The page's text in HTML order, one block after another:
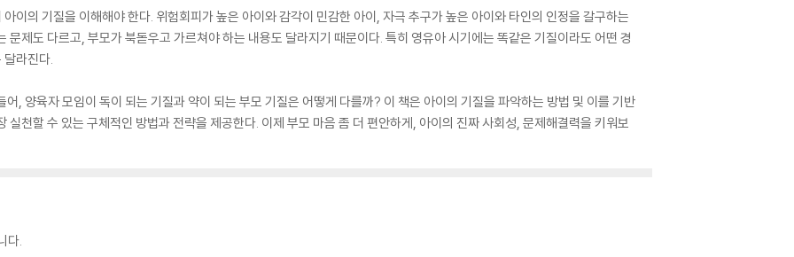
이의 기질을 이해해야 한다. 위험회피가 높은 아이와 감각이 민감한 아이, 자극 추구가 높은 아이와 타인의 인정을 갈구하는
문제도 다르고, 부모가 북돋우고 가르쳐야 하는 내용도 달라지기 때문이다. 특히 영유아 시기에는 똑같은 기질이라도 어떤 경
달라진다.
, 양육자 모임이 독이 되는 기질과 약이 되는 부모 기질은 어떻게 다를까? 이 책은 아이의 기질을 파악하는 방법 및 이를 기반
실천할 수 있는 구체적인 방법과 전략을 제공한다. 이제 부모 마음 좀 더 편안하게, 아이의 진짜 사회성, 문제해결력을 키워보
다.